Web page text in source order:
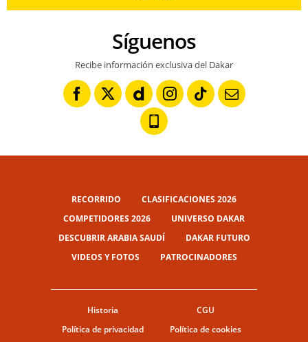
Síguenos
Recibe información exclusiva del Dakar
RECORRIDO
CLASIFICACIONES 2026
COMPETIDORES 2026
UNIVERSO DAKAR
DESCUBRIR ARABIA SAUDÍ
DAKAR FUTURO
VIDEOS Y FOTOS
PATROCINADORES
Historia
CGU
Política de privacidad
Política de cookies